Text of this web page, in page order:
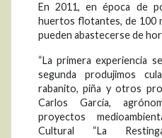
En 2011, en época de
huertos flotantes, de 100
pueden abastecerse de
“La primera experiencia
segunda produjimos
rabanito, piña y otros
Carlos García,
proyectos
Cultural “La